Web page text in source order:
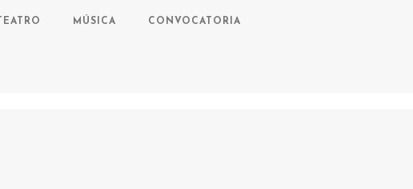
TEATRO MÚSICA CONVOCATORIA